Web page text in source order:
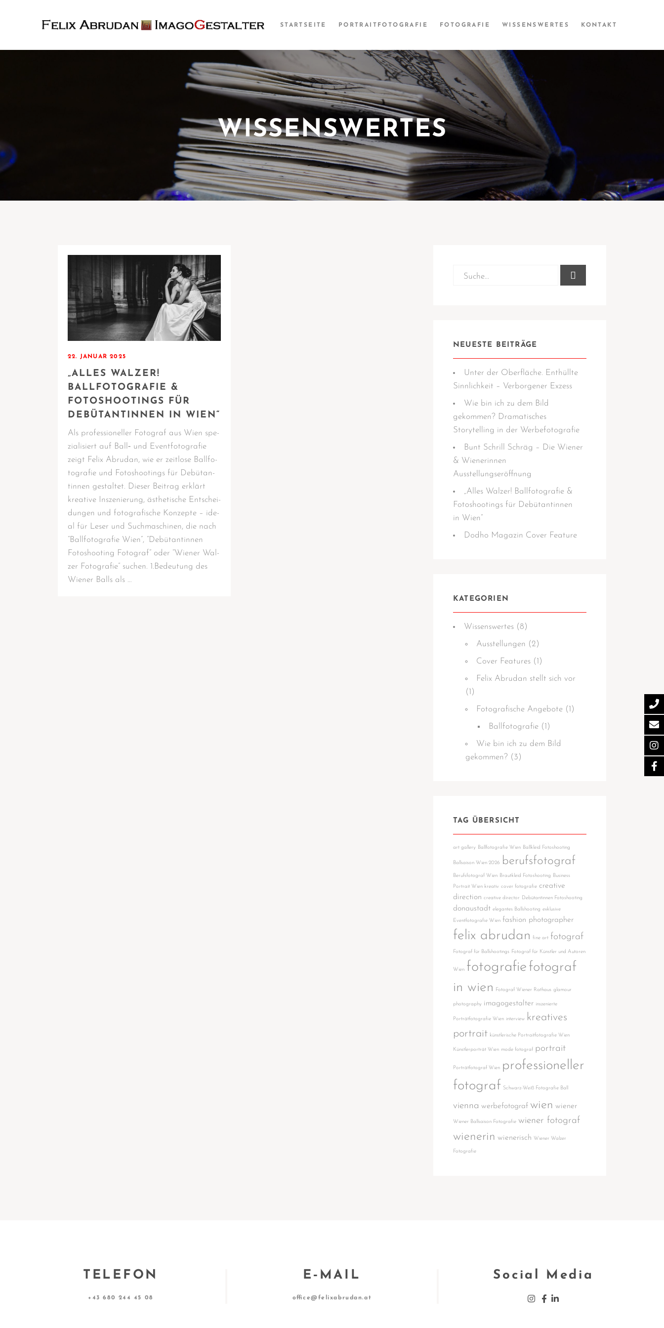
STARTSEITE PORTRAITFOTOGRAFIE FOTOGRAFIE WISSENS­­WERTES KONTAKT
WISSENSWERTES
22. JANUAR 2025
„ALLES WALZER!
BALLFOTOGRAFIE &
FOTOSHOOTINGS FÜR
DEBÜTANTINNEN IN WIEN“
Als pro­fes­sio­nel­ler Foto­graf aus Wien spe­
zia­li­siert auf Ball‑ und Event­fo­to­gra­fie
zeigt Felix Abru­dan, wie er zeit­lo­se Ball­fo­
to­gra­fie und Foto­shoo­tings für Debü­tan­
tin­nen gestal­tet. Die­ser Bei­trag erklärt
krea­ti­ve Insze­nie­rung, ästhe­ti­sche Ent­schei­
dun­gen und foto­gra­fi­sche Kon­zep­te – ide­
al für Leser und Such­ma­schi­nen, die nach
“Ball­fo­to­gra­fie Wien”, “Debü­tan­tin­nen
Foto­shoo­ting Foto­graf” oder “Wie­ner Wal­
zer Foto­gra­fie” suchen. 1.Bedeutung des
Wie­ner Balls als …
NEUESTE BEITRÄGE
Unter der Oberfläche. Enthüllte
Sinnlichkeit – Verborgener Exzess
Wie bin ich zu dem Bild
gekommen? Dramatisches
Storytelling in der Werbefotografie
Bunt Schrill Schräg – Die Wiener
& Wienerinnen
Ausstellungseröffnung
„Alles Walzer! Ballfotografie &
Fotoshootings für Debütantinnen
in Wien“
Dodho Magazin Cover Feature
KATEGORIEN
Wissens­­wertes (8)
Ausstellungen (2)
Cover Features (1)
Felix Abrudan stellt sich vor
(1)
Fotografische Angebote (1)
Ballfotografie (1)
Wie bin ich zu dem Bild
gekommen? (3)
TAG ÜBERSICHT
art gallery Ballfotografie Wien Ballkleid Fotoshooting
Ballsaison Wien 2026 berufsfotograf
Berufsfotograf Wien Brautkleid Fotoshooting
Business
Portrait Wien kreativ cover fotografie creative
direction creative director Debütantinnen Fotoshooting
donaustadt elegantes Ballshooting exklusive
Eventfotografie Wien fashion photographer
felix abrudan fine art fotograf
Fotograf für Ballshootings Fotograf für Künstler und Autoren
Wien fotografie fotograf
in wien
Fotograf Wiener Rathaus glamour
photography imagogestalter inszenierte
Porträtfotografie Wien interview kreatives
portrait künstlerische Portraitfotografie Wien
Künstlerporträt Wien mode fotograf portrait
Porträtfotograf Wien professioneller
fotograf Schwarz-Weiß Fotografie Ball
vienna werbefotograf wien wiener
Wiener Ballsaison Fotografie wiener fotograf
wienerin wienerisch Wiener Walzer
Fotografie
TELEFON
+43 680 244 45 08
E‑MAIL
office@felixabrudan.at
Social Media
Insta­gram
Face­book